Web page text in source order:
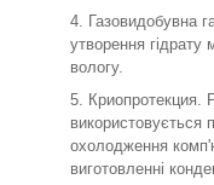
Газовидобувна
утворення гідрату
вологу.
Криопротекция.
використовується
охолодження
виготовленні